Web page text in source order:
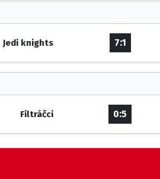
Jedi knights 7:1
Filtráčci 0:5